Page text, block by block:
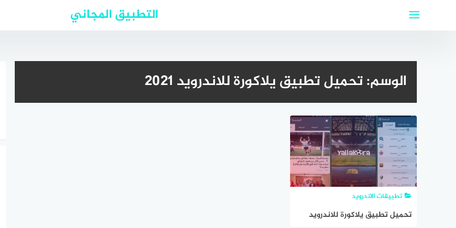
التطبيق المجاني
الوسم:تحميل تطبيق يلاكورة للاندرويد 2021
تطبيقات الاندرويد
تحميل تطبيق يلاكورة للاندرويد